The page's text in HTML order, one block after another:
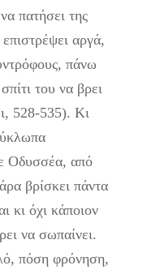
πατήσει της
αργά,
πάνω
του να βρει
528-535). Κι
Οδυσσέα, από
βρίσκει πάντα
κι όχι κάποιον
να σωπαίνει.
πόση φρόνηση,